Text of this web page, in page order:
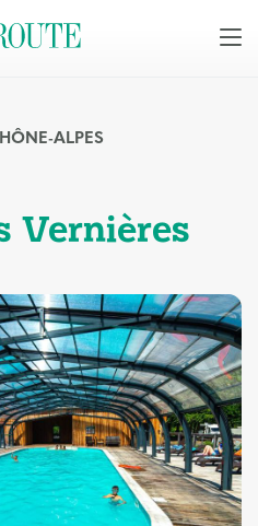
ALPES
Vernières